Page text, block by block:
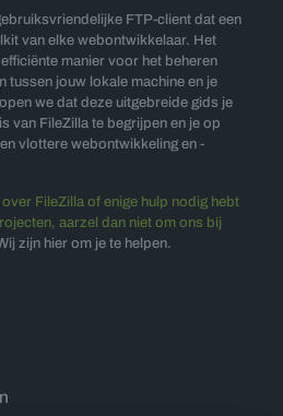
FTP-client dat een
van elke webontwikkelaar. Het
manier voor het beheren
tussen jouw lokale machine en je
we dat deze uitgebreide gids je
van FileZilla te begrijpen en je op
vlottere webontwikkeling en -
FileZilla of enige hulp nodig hebt
aarzel dan niet om ons bij
zijn hier om je te helpen.